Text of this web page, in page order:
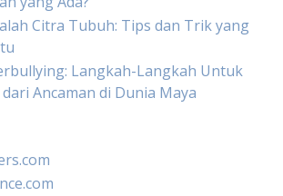
Citra Tubuh: Tips dan Trik yang
Langkah-Langkah Untuk
Ancaman di Dunia Maya